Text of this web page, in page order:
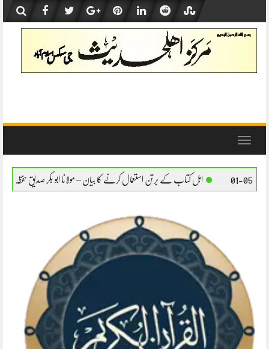
content
Toggle
کے برتن استعمال کرنے کا بیان – مولانا ابو بکر صدیق حفظہ اللہ اہل کتاب کے برتن